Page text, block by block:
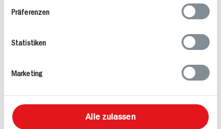
Präferenzen
Statistiken
Marketing
Alle zulassen
Freitags: 9 bis 13 Uhr
Rezepte
Sortiment